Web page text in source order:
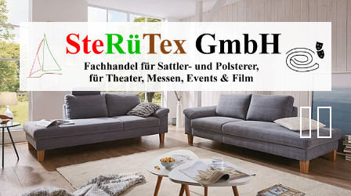
Direkt zur Hauptnavigation springen
Direkt zum Inhalt springen
Zur Unternavigation springen SteRüTex
Planen- & Persenningstoffe
Reißverschlüsse
Artikel um die Persenning
Polstermaterialien